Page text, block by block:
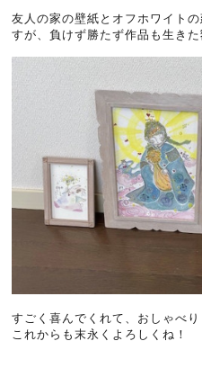
友人の家の壁紙とオフホワイト
すが、負けず勝たず作品も生き
すごく喜んでくれて、おしゃべ
これからも末永くよろしくね！